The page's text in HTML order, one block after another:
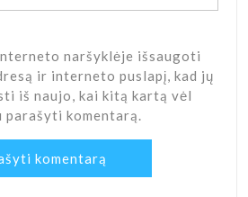
naršyklėje išsaugoti
ir interneto puslapį, kad jų
iš naujo, kai kitą kartą vėl
parašyti komentarą.